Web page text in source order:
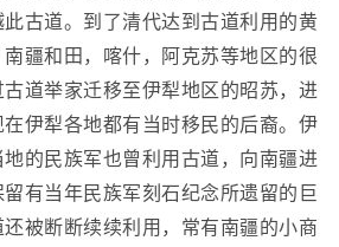
古道。到了清代达到古道利用的黄
疆和田，喀什，阿克苏等地区的很
道举家迁移至伊犁地区的昭苏，进
伊犁各地都有当时移民的后裔。伊
的民族军也曾利用古道，向南疆进
有当年民族军刻石纪念所遗留的巨
被断断续续利用，常有南疆的小商